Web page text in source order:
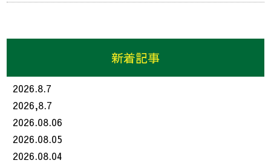
新着記事
2026.8.7
2026,8.7
2026.08.06
2026.08.05
2026.08.04